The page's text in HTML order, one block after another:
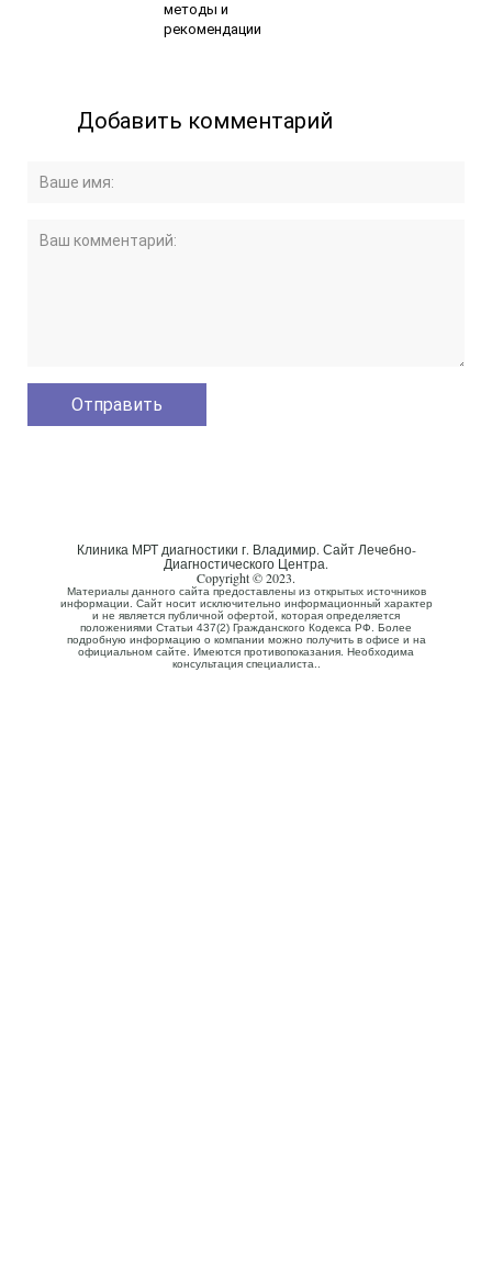
методы и
рекомендации
Добавить комментарий
Клиника МРТ диагностики г. Владимир. Сайт Лечебно-
Диагностического Центра.
Copyright © 2023.
Материалы данного сайта предоставлены из открытых источников
информации. Сайт носит исключительно информационный характер
и не является публичной офертой, которая определяется
положениями Статьи 437(2) Гражданского Кодекса РФ. Более
подробную информацию о компании можно получить в офисе и на
официальном сайте. Имеются противопоказания. Необходима
консультация специалиста..